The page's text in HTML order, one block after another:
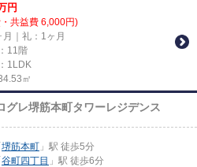
円
共益費 6,000円)
月｜礼：1ヶ月
11階
1LDK
㎡
グレ堺筋本町タワーレジデンス
堺筋本町 」駅 徒歩5分
谷町四丁目 」駅 徒歩6分